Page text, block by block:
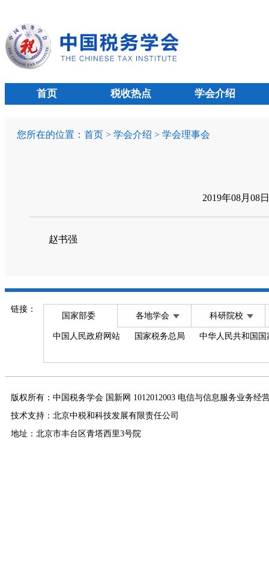
首页 税收热点 学会介绍
您所在的位置： 首页 > 学会介绍 > 学会理事会
2019年08月08
赵书强
链接：
国家部委 各地学会 科研院校
中国人民政府网站 国家税务总局 中华人民共和国
版权所有：中国税务学会 国新网 1012012003 电信与信息服务业务经
技术支持：北京中税和科技发展有限责任公司
地址：北京市丰台区青塔西里3号院